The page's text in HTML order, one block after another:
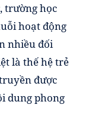
trường học
hoạt động
nhiều đối
là thế hệ trẻ
được
dung phong